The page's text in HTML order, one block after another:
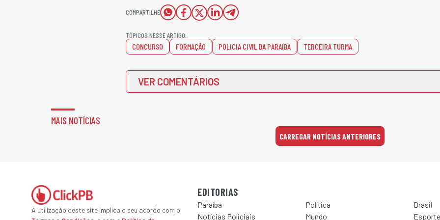
COMPARTILHE
TÓPICOS NESSE ARTIGO:
CONCURSO FORMAÇÃO POLICIA CIVIL DA PARAIBA TERCEIRA TURMA
VER COMENTÁRIOS
MAIS NOTÍCIAS
CARREGAR NOTÍCIAS ANTERIORES
A utilização deste site implica o seu acordo com o
EDITORIAS
Paraíba Política
Brasil
Notícias Policiais
Mundo Esporte